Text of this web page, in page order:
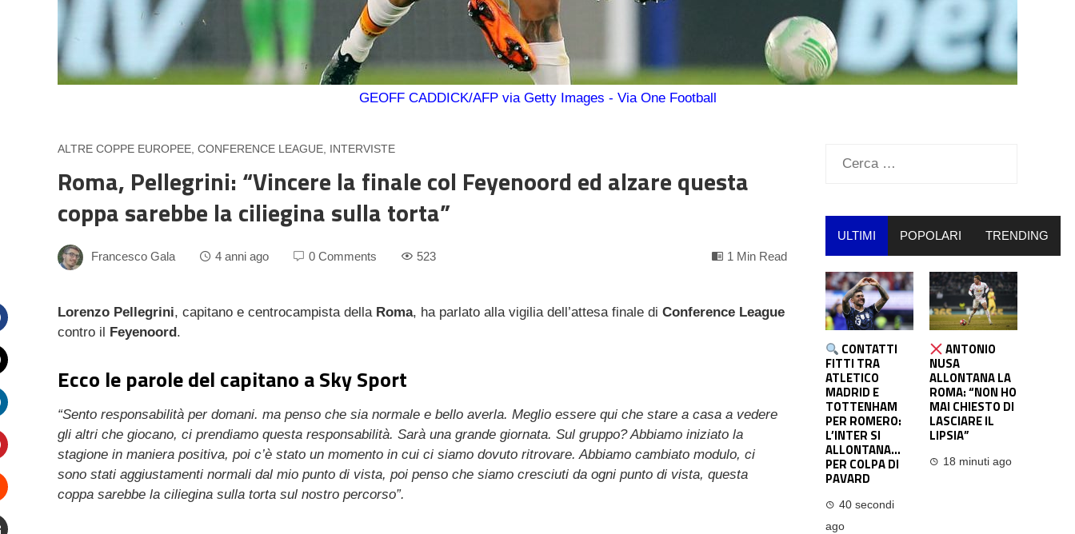
GEOFF CADDICK/AFP via Getty Images - Via One Football
ALTRE COPPE EUROPEE, CONFERENCE LEAGUE, INTERVISTE
Roma, Pellegrini: “Vincere la finale col Feyenoord ed alzare questa
coppa sarebbe la ciliegina sulla torta”
Francesco Gala 4 anni ago 0 Comments 523 1 Min Read
Lorenzo Pellegrini, capitano e centrocampista della Roma, ha parlato alla vigilia dell’attesa finale di Conference League
contro il Feyenoord.
Ecco le parole del capitano a Sky Sport
“Sento responsabilità per domani. ma penso che sia normale e bello averla. Meglio essere qui che stare a casa a vedere
gli altri che giocano, ci prendiamo questa responsabilità. Sarà una grande giornata. Sul gruppo? Abbiamo iniziato la
stagione in maniera positiva, poi c’è stato un momento in cui ci siamo dovuto ritrovare. Abbiamo cambiato modulo, ci
sono stati aggiustamenti normali dal mio punto di vista, poi penso che siamo cresciuti da ogni punto di vista, questa
coppa sarebbe la ciliegina sulla torta sul nostro percorso”.
Ricerca
ULTIMI POPOLARI TRENDING
CONTATTI
FITTI TRA
ATLETICO
MADRID E
TOTTENHAM
PER ROMERO:
L’INTER SI
ALLONTANA…
PER COLPA DI
PAVARD
40 secondi
ago
ANTONIO
NUSA
ALLONTANA LA
ROMA: “NON HO
MAI CHIESTO DI
LASCIARE IL
LIPSIA”
18 minuti ago